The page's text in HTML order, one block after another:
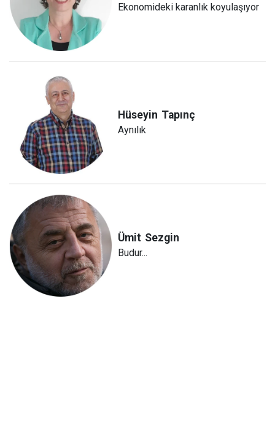
Ekonomideki karanlık koyulaşıyor
Hüseyin Tapınç
Aynılık
Ümit Sezgin
Budur...